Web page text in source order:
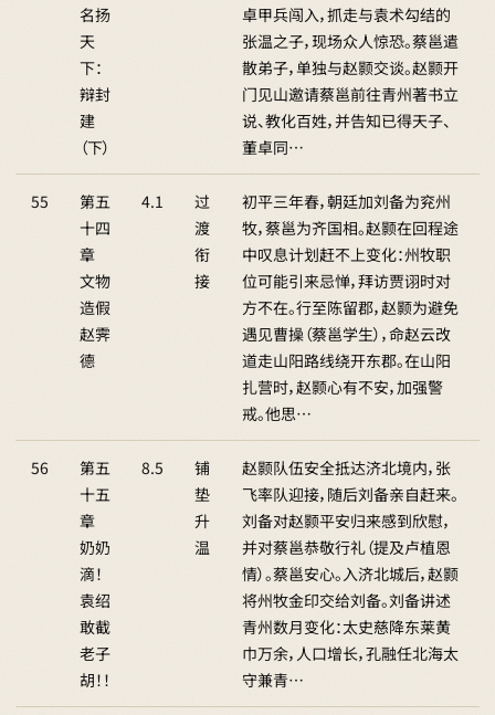
名扬
天
下：
辩封
建
（下）
卓甲兵闯入，抓走与袁术勾结的
张温之子，现场众人惊恐。蔡邕遣
散弟子，单独与赵颢交谈。赵颢开
门见山邀请蔡邕前往青州著书立
说、教化百姓，并告知已得天子、
董卓同…
55
第五
十四
章
文物
造假
赵霁
德
4.1
过
渡
衔
接
初平三年春，朝廷加刘备为兖州
牧，蔡邕为齐国相。赵颢在回程途
中叹息计划赶不上变化：州牧职
位可能引来忌惮，拜访贾诩时对
方不在。行至陈留郡，赵颢为避免
遇见曹操（蔡邕学生），命赵云改
道走山阳路线绕开东郡。在山阳
扎营时，赵颢心有不安，加强警
戒。他思…
56
第五
十五
章
奶奶
滴！
袁绍
敢截
老子
胡！！
8.5
铺
垫
升
温
赵颢队伍安全抵达济北境内，张
飞率队迎接，随后刘备亲自赶来。
刘备对赵颢平安归来感到欣慰，
并对蔡邕恭敬行礼（提及卢植恩
情）。蔡邕安心。入济北城后，赵颢
将州牧金印交给刘备。刘备讲述
青州数月变化：太史慈降东莱黄
巾万余，人口增长，孔融任北海太
守兼青…